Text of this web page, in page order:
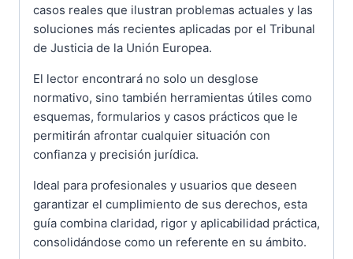
casos reales que ilustran problemas actuales y las
soluciones más recientes aplicadas por el Tribunal
de Justicia de la Unión Europea.
El lector encontrará no solo un desglose
normativo, sino también herramientas útiles como
esquemas, formularios y casos prácticos que le
permitirán afrontar cualquier situación con
confianza y precisión jurídica.
Ideal para profesionales y usuarios que deseen
garantizar el cumplimiento de sus derechos, esta
guía combina claridad, rigor y aplicabilidad práctica,
consolidándose como un referente en su ámbito.